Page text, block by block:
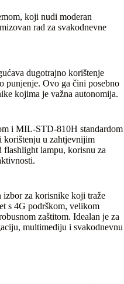
koji nudi moderan
rad za svakodnevne
dugotrajno korištenje
punjenje. Ovo ga čini posebno
kojima je važna autonomija.
i MIL-STD-810H standardom
korištenju u zahtjevnijim
flashlight lampu, korisnu za
za korisnike koji traže
s 4G podrškom, velikom
zaštitom. Idealan je za
multimediju i svakodnevnu